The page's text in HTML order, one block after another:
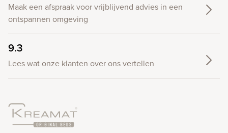
Maak een afspraak voor vrijblijvend advies in een
ontspannen omgeving
9.3
Lees wat onze klanten over ons vertellen